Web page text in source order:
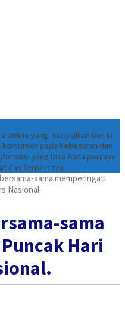
online yang menyajikan berita
pada kebenaran dan
yang bisa Anda percaya
dan Terpercaya.
sama memperingati
Nasional.
sama
Hari